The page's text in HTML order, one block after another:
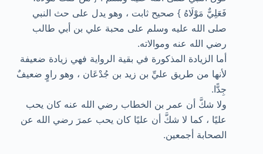
فَعَلِيٌّ مَوْلَاهُ } صحيح ثابت ، وهو يدل على حث النبي
صلى الله عليه وسلم على محبة علي بن أبي طالب
رضي الله عنه وموالاته.
أما الزيادة المذكورة في بقية الرواية فهي زيادة ضعيفة
لأنها من طريق عليِّ بن زيد بن جُدْعَان ، وهو راوٍ ضعيفٌ
جِدًّا.
ولا شكَّ أن عمر بن الخطاب رضي الله عنه كان يحب
عليًا ، كما لا شكَّ أن عليًا كان يحب عمرَ رضي الله عن
الصحابة أجمعين.